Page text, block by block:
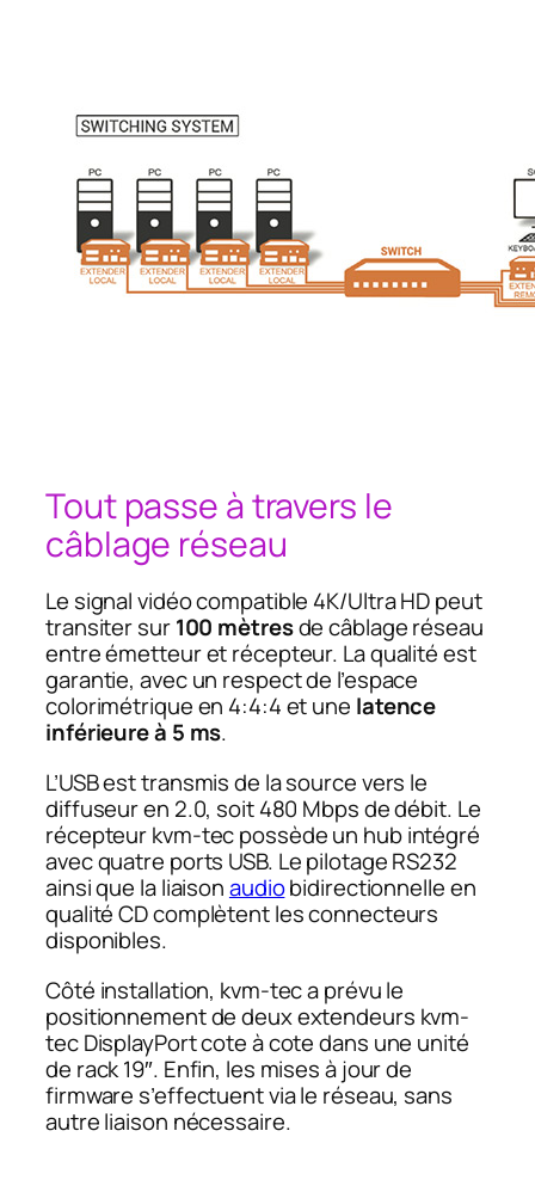
Tout passe à travers le
câblage réseau
Le signal vidéo compatible 4K/Ultra HD peut
transiter sur100 mètresde câblage réseau
entre émetteur et récepteur. La qualité est
garantie, avec un respect de l’espace
colorimétrique en 4:4:4 et une latence
inférieure à 5 ms.
L’USB est transmis de la source vers le
diffuseur en 2.0, soit 480 Mbps de débit. Le
récepteur kvm-tec possède un hub intégré
avec quatre ports USB. Le pilotage RS232
ainsi que la liaisonaudiobidirectionnelle en
qualité CD complètent les connecteurs
disponibles.
Côté installation, kvm-tec a prévu le
positionnement de deux extendeurs kvm-
tec DisplayPort cote à cote dans une unité
de rack 19″. Enfin, les mises à jour de
firmware s’effectuent via le réseau, sans
autre liaison nécessaire.